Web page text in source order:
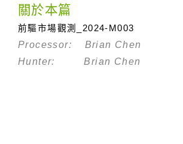
關於本篇
前驅市場觀測_2024-M003
Processor: Brian Chen
Hunter: Brian Chen